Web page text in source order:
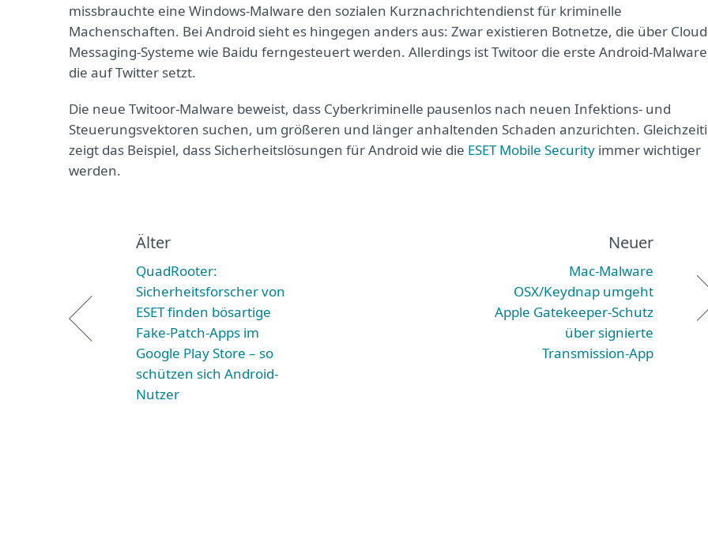
missbrauchte eine Windows-Malware den sozialen Kurznachrichtendienst für kriminelle
Machenschaften. Bei Android sieht es hingegen anders aus: Zwar existieren Botnetze, die über
Messaging-Systeme wie Baidu ferngesteuert werden. Allerdings ist Twitoor die erste Android-
die auf Twitter setzt.
Die neue Twitoor-Malware beweist, dass Cyberkriminelle pausenlos nach neuen Infektions- und
Steuerungsvektoren suchen, um größeren und länger anhaltenden Schaden anzurichten.
zeigt das Beispiel, dass Sicherheitslösungen für Android wie die ESET Mobile Security immer wichtiger
werden.
Älter
QuadRooter:
Sicherheitsforscher von
ESET finden bösartige
Fake-Patch-Apps im
Google Play Store – so
schützen sich Android-
Nutzer
Neuer
Mac-Malware
OSX/Keydnap umgeht
Apple Gatekeeper-Schutz
über signierte
Transmission-App